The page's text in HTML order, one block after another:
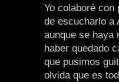
Yo colaboré
de escucharlo a
aunque se haya
haber quedado
que pusimos
olvida que es